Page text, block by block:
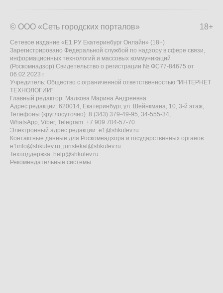
18+
© ООО «Сеть городских порталов»
Сетевое издание «Е1.РУ Екатеринбург Онлайн» (18+)
Зарегистрировано Федеральной службой по надзору в сфере связи,
информационных технологий и массовых коммуникаций
(Роскомнадзор) Свидетельство о регистрации № ФС77-84675 от
06.02.2023 г.
Учредитель: Общество с ограниченной ответственностью "ИНТЕРНЕТ
ТЕХНОЛОГИИ"
Главный редактор: Малкова Марина Андреевна
Адрес редакции: 620014, Екатеринбург, ул. Шейнкмана, 10, 3-й этаж,
Телефоны (круглосуточно): 8 (343) 379-49-95, 34-555-34,
WhatsApp, Viber, Telegram: +7 909 704-57-70
Электронный адрес редакции: e1@shkulev.ru
Контактные данные для Роскомнадзора и государственных органов:
e1info@shkulev.ru, juristekat@shkulev.ru
Техподдержка: help@shkulev.ru
Рекомендательные системы